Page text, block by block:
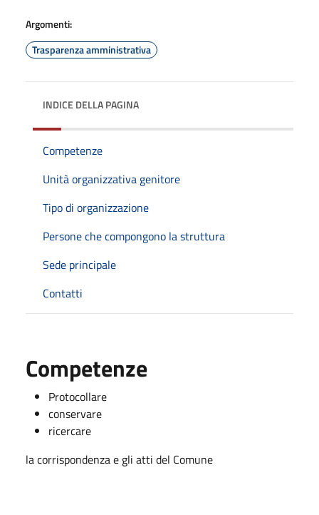
Argomenti:
Trasparenza amministrativa
INDICE DELLA PAGINA
Competenze
Unità organizzativa genitore
Tipo di organizzazione
Persone che compongono la struttura
Sede principale
Contatti
Competenze
Protocollare
conservare
ricercare
la corrispondenza e gli atti del Comune